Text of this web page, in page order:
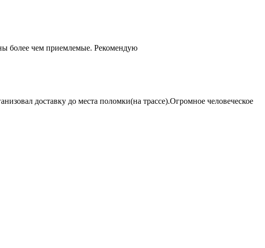
более чем приемлемые. Рекомендую
доставку до места поломки(на трассе).Огромное человеческое